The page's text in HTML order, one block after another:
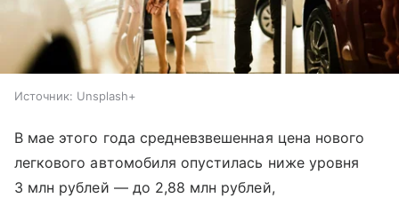
Источник: Unsplash+
В мае этого года средневзвешенная цена нового
легкового автомобиля опустилась ниже уровня
3 млн рублей — до 2,88 млн рублей,